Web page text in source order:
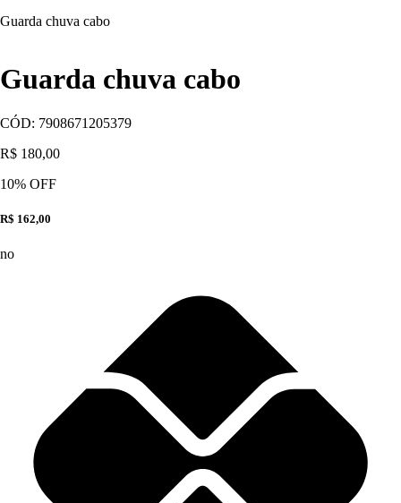
Guarda chuva cabo
Guarda chuva cabo
CÓD: 7908671205379
R$ 180,00
10% OFF
R$ 162,00
no